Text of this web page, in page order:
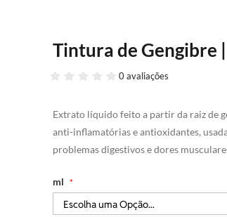
Tintura de Gengibre
0 avaliações
Extrato líquido feito a partir da raiz de
anti-inflamatórias e antioxidantes,
problemas digestivos e dores
ml